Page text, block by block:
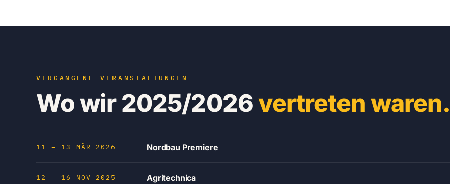
VERGANGENE VERANSTALTUNGEN
Wo wir 2025/2026vertreten waren.
11 – 13 MÄR 2026 Nordbau Premiere
12 – 16 NOV 2025 Agritechnica